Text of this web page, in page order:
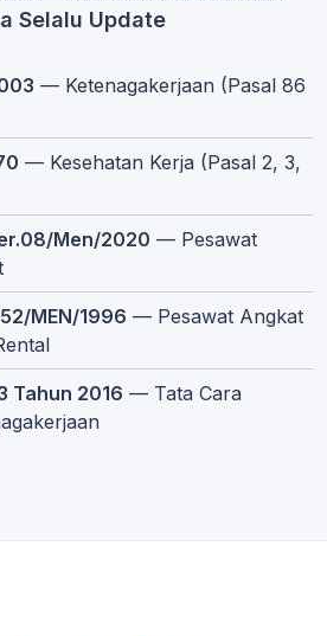
Selalu Update
— Ketenagakerjaan (Pasal 86
— Kesehatan Kerja (Pasal 2, 3,
Men/2020 — Pesawat
MEN/1996 — Pesawat Angkat
Tahun 2016 — Tata Cara